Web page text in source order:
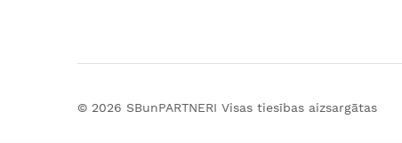
© 2026 SBunPARTNERI Visas tiesības aizsargātas